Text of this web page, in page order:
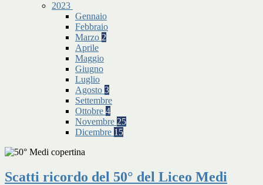
2023
Gennaio
Febbraio
Marzo 2
Aprile
Maggio
Giugno
Luglio
Agosto 3
Settembre
Ottobre 4
Novembre 25
Dicembre 15
Scatti ricordo del 50° del Liceo Medi